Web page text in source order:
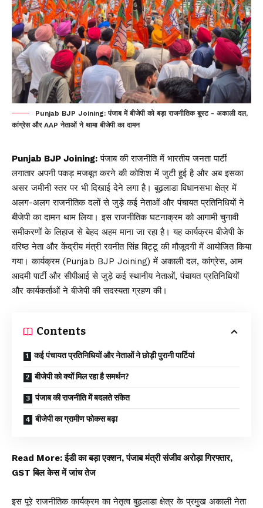
Punjab BJP Joining: पंजाब में बीजेपी को बड़ा राजनीतिक बूस्ट - अकाली दल,
कांग्रेस और AAP नेताओं ने थामा बीजेपी का दामन
Punjab BJP Joining: पंजाब की राजनीति में भारतीय जनता पार्टी
लगातार अपनी पकड़ मजबूत करने की कोशिश में जुटी हुई है और अब इसका
असर जमीनी स्तर पर भी दिखाई देने लगा है। बुढ़लाडा विधानसभा क्षेत्र में
अलग-अलग राजनीतिक दलों से जुड़े कई नेताओं और पंचायत प्रतिनिधियों ने
बीजेपीका दामन थाम लिया। इस राजनीतिक घटनाक्रम को आगामी चुनावी
समीकरणों के लिहाज से बेहद अहम माना जा रहा है। यह कार्यक्रम बीजेपी के
वरिष्ठ नेता और केंद्रीय मंत्री रवनीत सिंह बिट्टू की मौजूदगी में आयोजित किया
गया। कार्यक्रम (Punjab BJP Joining) में अकाली दल, कांग्रेस, आम
आदमी पार्टी और सीपीआई से जुड़े कई स्थानीय नेताओं, पंचायत प्रतिनिधियों
और कार्यकर्ताओं ने बीजेपी की सदस्यता ग्रहण की।
Contents
कई पंचायत प्रतिनिधियों और नेताओं ने छोड़ी पुरानी पार्टियां
बीजेपी को क्यों मिल रहा है समर्थन?
पंजाब की राजनीति में बदलते संकेत
बीजेपी का ग्रामीण फोकस बढ़ा
Read More:ईडी का बड़ा एक्शन, पंजाब मंत्री संजीव अरोड़ा गिरफ्तार,
GST बिल केस में जांच तेज
इस पूरे राजनीतिक कार्यक्रम का नेतृत्व बुढ़लाडा क्षेत्र के प्रमुख अकाली नेता